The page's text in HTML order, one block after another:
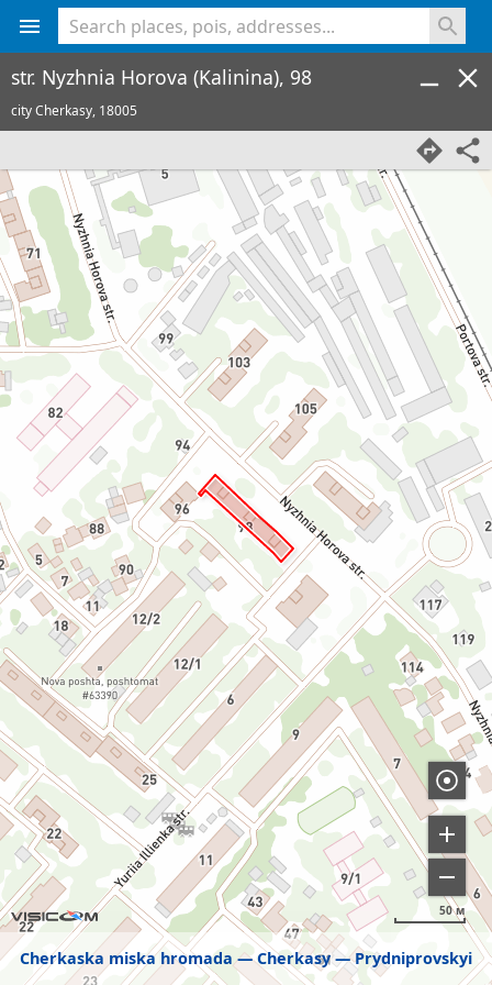
Cherkaska miska hromada Cherkasy Prydniprovskyi
50 м
str. Nyzhnia Horova (Kalinina), 98
city Cherkasy, 18005
<% console.log(hcard) %>